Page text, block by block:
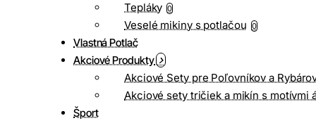
Tepláky 0
Veselé mikiny s potlačou 0
Vlastná Potlač
Akciové Produkty
Akciové Sety pre Poľovníkov a
Akciové sety tričiek a mikín s motívmi
Šport